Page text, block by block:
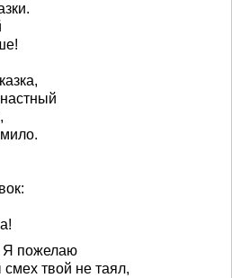
Я пожелаю
твой не таял,